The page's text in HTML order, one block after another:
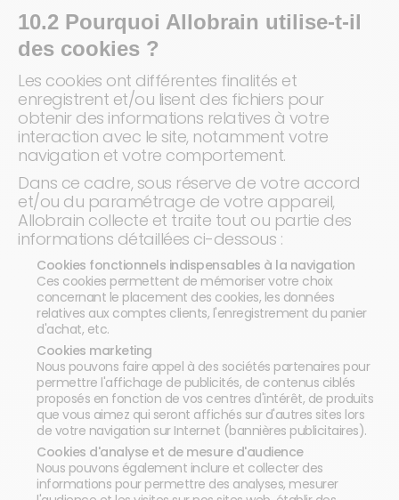
10.2 Pourquoi Allobrain utilise-t-il
des cookies ?
Les cookies ont différentes finalités et
enregistrent et/ou lisent des fichiers pour
obtenir des informations relatives à votre
interaction avec le site, notamment votre
navigation et votre comportement.
Dans ce cadre, sous réserve de votre accord
et/ou du paramétrage de votre appareil,
Allobrain collecte et traite tout ou partie des
informations détaillées ci-dessous :
Cookies fonctionnels indispensables à la navigation
Ces cookies permettent de mémoriser votre choix
concernant le placement des cookies, les données
relatives aux comptes clients, l'enregistrement du panier
d'achat, etc.
Cookies marketing
Nous pouvons faire appel à des sociétés partenaires pour
permettre l'affichage de publicités, de contenus ciblés
proposés en fonction de vos centres d'intérêt, de produits
que vous aimez qui seront affichés sur d'autres sites lors
de votre navigation sur Internet (bannières publicitaires).
Cookies d'analyse et de mesure d'audience
Nous pouvons également inclure et collecter des
informations pour permettre des analyses, mesurer